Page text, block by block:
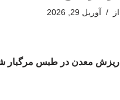
از آوریل 29, 2026
ریزش معدن در طبس مرگبار